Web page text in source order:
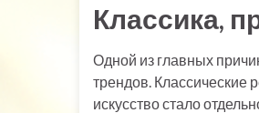
Классика,
Одной из главных
трендов. Классические
искусство стало